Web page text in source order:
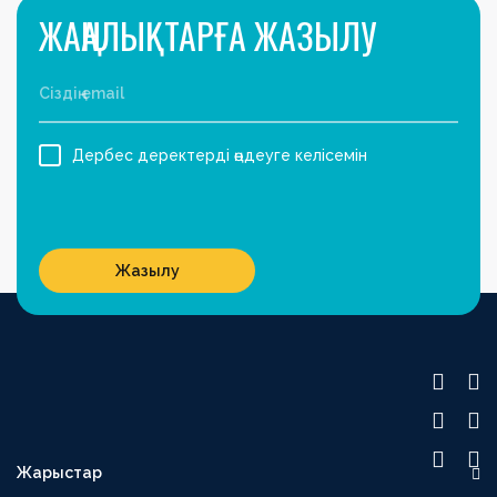
Жарыстар
ЖАҢАЛЫҚТАРҒА ЖАЗЫЛУ
Дербес деректерді өңдеуге келісемін
Жазылу